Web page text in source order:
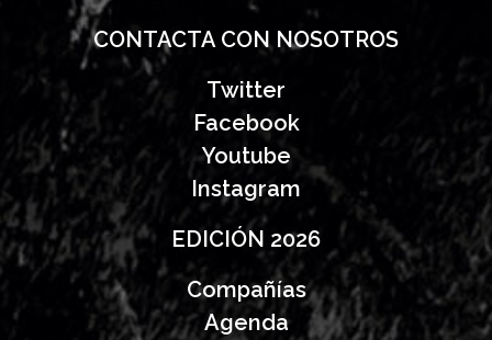
CONTACTA CON NOSOTROS
Twitter
Facebook
Youtube
Instagram
EDICIÓN 2026
Compañías
Agenda